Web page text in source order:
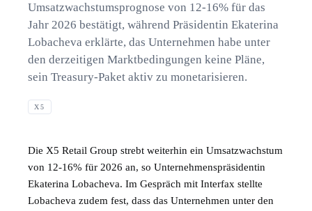
Umsatzwachstumsprognose von 12-16% für das
Jahr 2026 bestätigt, während Präsidentin Ekaterina
Lobacheva erklärte, das Unternehmen habe unter
den derzeitigen Marktbedingungen keine Pläne,
sein Treasury-Paket aktiv zu monetarisieren.
X5
Die X5 Retail Group strebt weiterhin ein Umsatzwachstum
von 12-16% für 2026 an, so Unternehmenspräsidentin
Ekaterina Lobacheva. Im Gespräch mit Interfax stellte
Lobacheva zudem fest, dass das Unternehmen unter den